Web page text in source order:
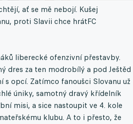
ať se mě nebojí. Kušej
proti Slavii chce hrátFC
liberecké ofenzivní přestavby.
dres za ten modrobílý a pod Ještěd
s opcí. Zatímco fanoušci Slovanu už
úniky, samotný dravý křídelník
misi, a sice nastoupit ve 4. kole
klubu. A to i přesto, že